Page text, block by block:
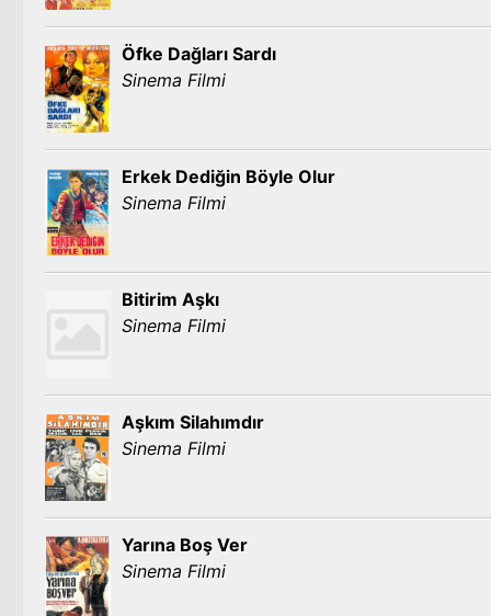
Öfke Dağları Sardı
Sinema Filmi
Erkek Dediğin Böyle Olur
Sinema Filmi
Bitirim Aşkı
Sinema Filmi
Aşkım Silahımdır
Sinema Filmi
Yarına Boş Ver
Sinema Filmi